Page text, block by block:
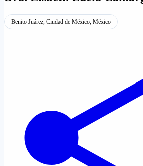
Benito Juárez, Ciudad de México, México